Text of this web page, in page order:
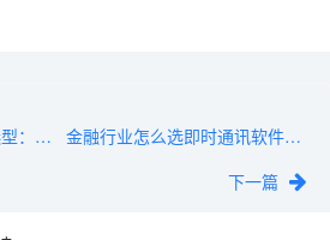
军工单位即时通讯软件选型：这5款通过涉密信息系统测评
金融行业怎么选即时通讯软件？合规、审计、防泄密一个不能少
下一篇